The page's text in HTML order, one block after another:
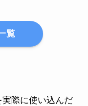
覧
際に使い込んだ